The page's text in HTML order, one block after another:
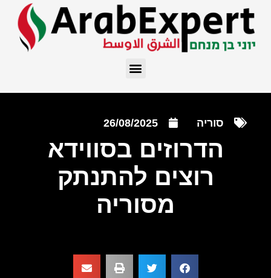
סוריה 26/08/2025
הדרוזים בסווידא
רוצים להתנתק
מסוריה